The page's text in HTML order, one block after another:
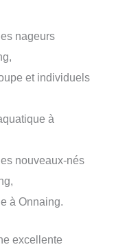
nageurs
et individuels
à
nouveaux-nés
à Onnaing.
excellente